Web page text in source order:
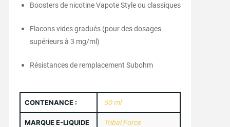
Boosters de nicotine Vapote Style ou classiques
Flacons vides gradués (pour des dosages
supérieurs à 3 mg/ml)
Résistances de remplacement Subohm
CONTENANCE : 50 ml
MARQUE E-LIQUIDE
Tribal Force